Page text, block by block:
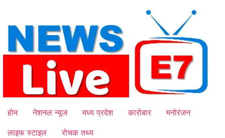
content
होम नेशनल न्यूज मध्य प्रदेश कारोबार
मनोरंजन
लाइफ स्टाइल
रोचक तथ्य